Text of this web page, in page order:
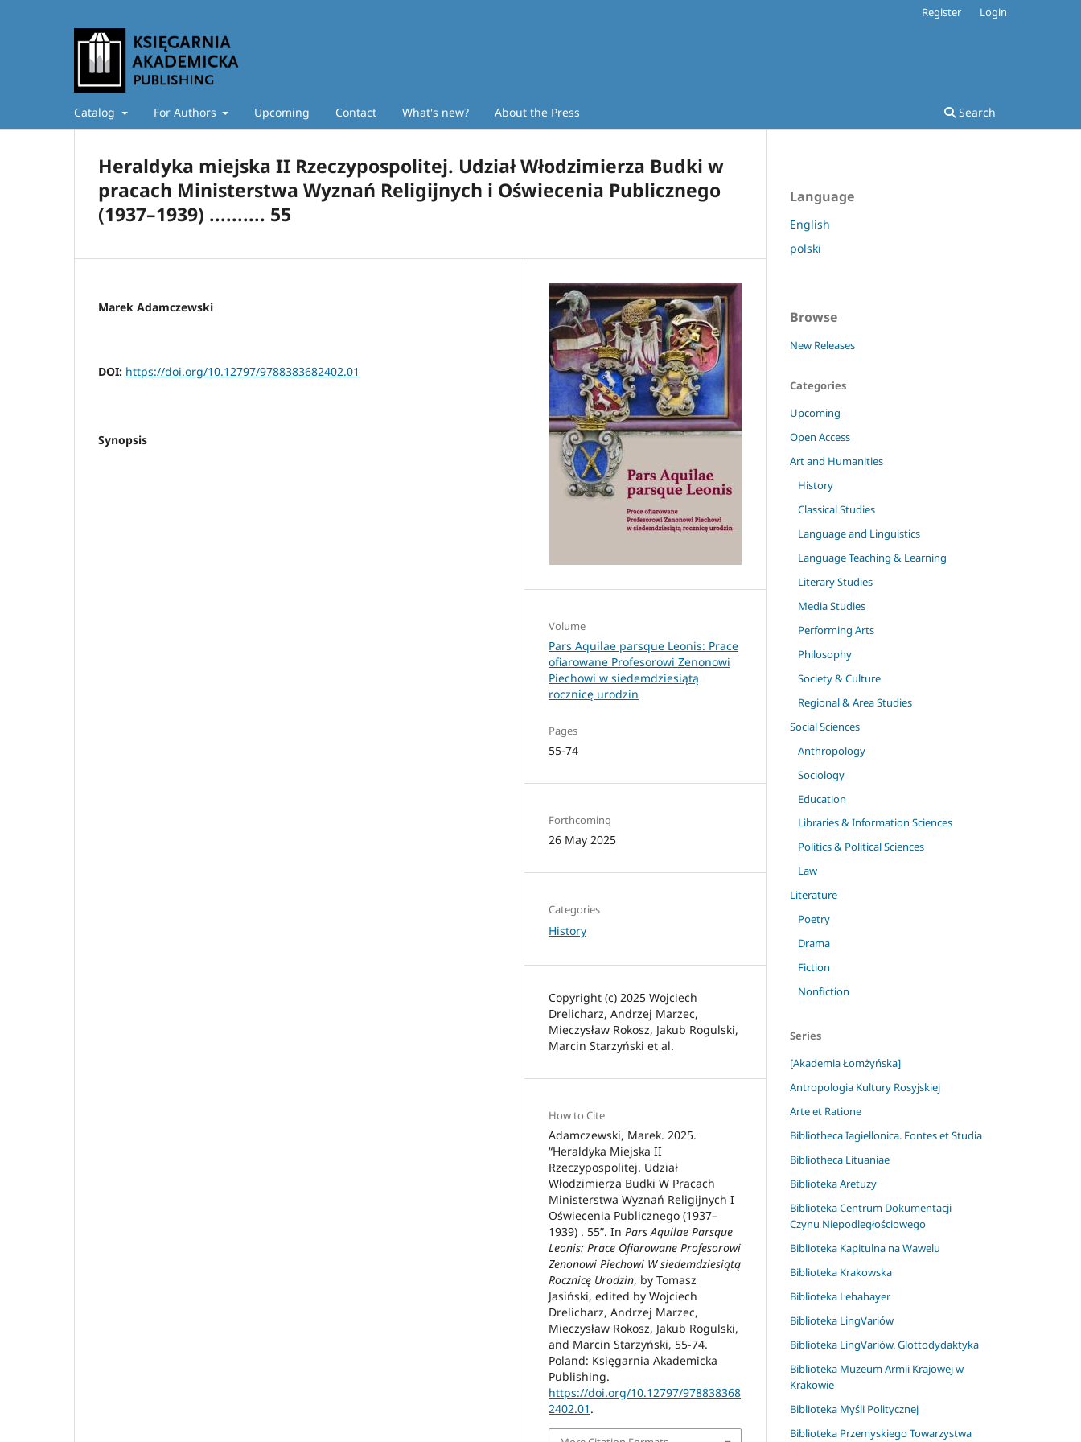
Catalog For Authors Upcoming Contact What's new? About the Press Search
Register Login
Heraldyka miejska II Rzeczypospolitej. Udział Włodzimierza Budki w
pracach Ministerstwa Wyznań Religijnych i Oświecenia Publicznego
(1937–1939) .......... 55
Marek Adamczewski
DOI: https://doi.org/10.12797/9788383682402.01
Synopsis
Volume
Pars Aquilae parsque Leonis: Prace
ofiarowane Profesorowi Zenonowi
Piechowi w siedemdziesiątą
rocznicę urodzin
Pages
55-74
Forthcoming
26 May 2025
Categories
History
Copyright (c) 2025 Wojciech
Drelicharz, Andrzej Marzec,
Mieczysław Rokosz, Jakub Rogulski,
Marcin Starzyński et al.
How to Cite
Adamczewski, Marek. 2025.
“Heraldyka Miejska II
Rzeczypospolitej. Udział
Włodzimierza Budki W Pracach
Ministerstwa Wyznań Religijnych I
Oświecenia Publicznego (1937–
1939) . 55”. In Pars Aquilae Parsque
Leonis: Prace Ofiarowane Profesorowi
Zenonowi Piechowi W siedemdziesiątą
Rocznicę Urodzin, by Tomasz
Jasiński, edited by Wojciech
Drelicharz, Andrzej Marzec,
Mieczysław Rokosz, Jakub Rogulski,
and Marcin Starzyński, 55-74.
Poland: Księgarnia Akademicka
Publishing.
https://doi.org/10.12797/978838368
2402.01 .
Language
English
polski
Browse
New Releases
Categories
Upcoming
Open Access
Art and Humanities
History
Classical Studies
Language and Linguistics
Language Teaching & Learning
Literary Studies
Media Studies
Performing Arts
Philosophy
Society & Culture
Regional & Area Studies
Social Sciences
Anthropology
Sociology
Education
Libraries & Information Sciences
Politics & Political Sciences
Law
Literature
Poetry
Drama
Fiction
Nonfiction
Series
[Akademia Łomżyńska]
Antropologia Kultury Rosyjskiej
Arte et Ratione
Bibliotheca Iagiellonica. Fontes et Studia
Bibliotheca Lituaniae
Biblioteka Aretuzy
Biblioteka Centrum Dokumentacji
Czynu Niepodległościowego
Biblioteka Kapitulna na Wawelu
Biblioteka Krakowska
Biblioteka Lehahayer
Biblioteka LingVariów
Biblioteka LingVariów. Glottodydaktyka
Biblioteka Muzeum Armii Krajowej w
Krakowie
Biblioteka Myśli Politycznej
Biblioteka Przemyskiego Towarzystwa